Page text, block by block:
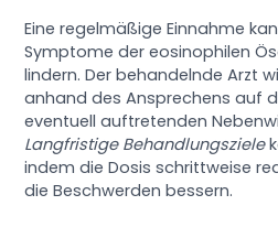
Eine regelmäßige Einnahme
Symptome der eosinophilen
lindern. Der behandelnde Arzt
anhand des Ansprechens auf
eventuell auftretenden
Langfristige Behandlungsziele
indem die Dosis schrittweise
die Beschwerden bessern.